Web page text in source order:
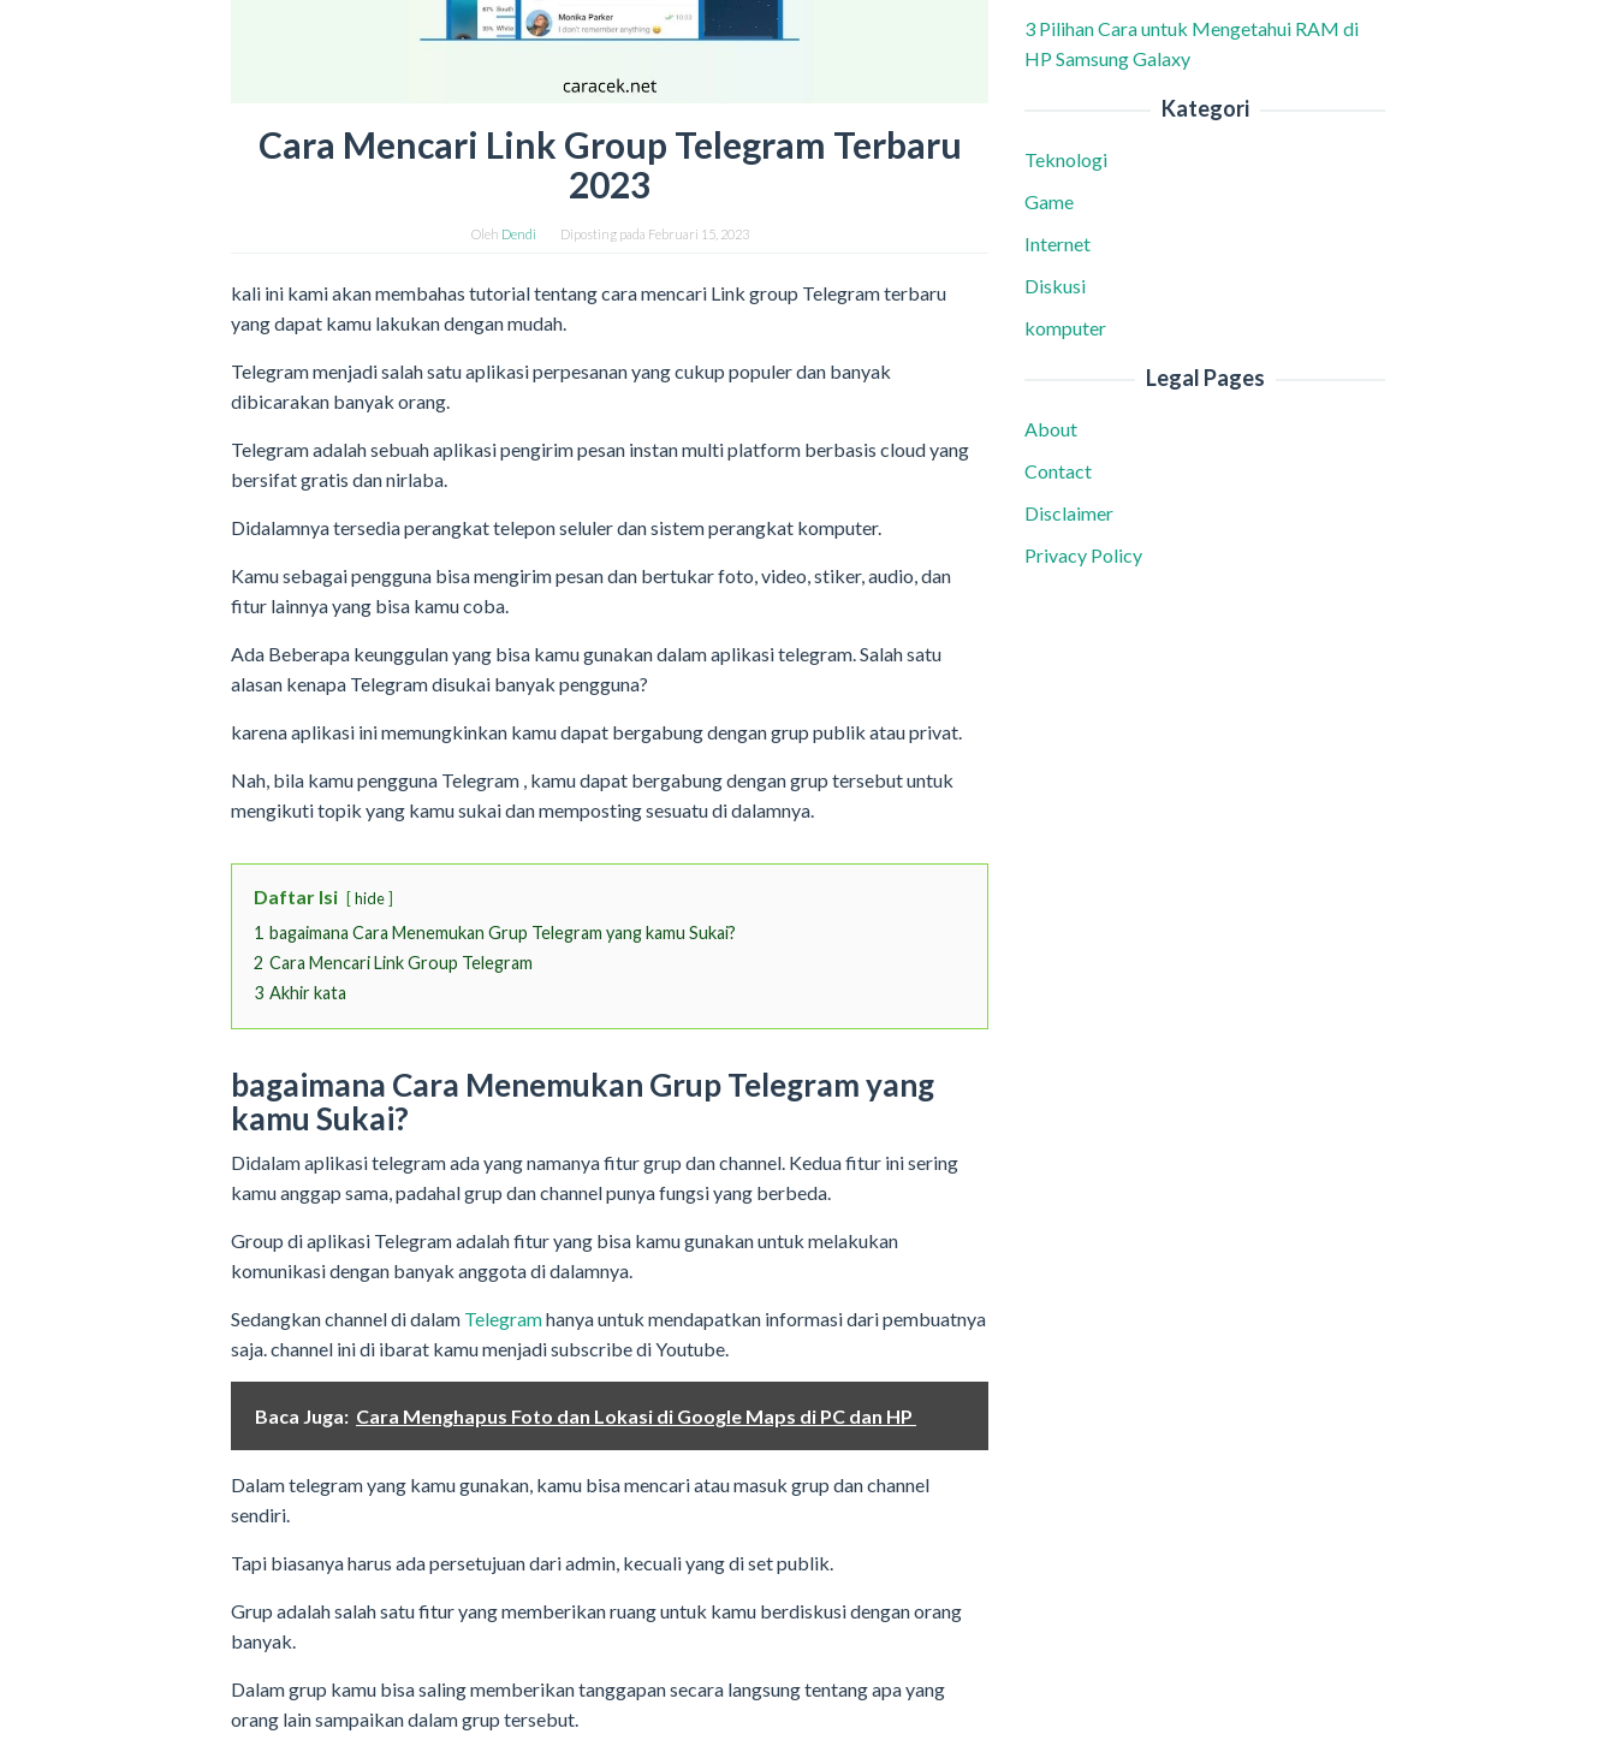
Cara Mencari Link Group Telegram Terbaru
2023
Oleh Dendi Diposting pada Februari 15, 2023
kali ini kami akan membahas tutorial tentang cara mencari Link group Telegram terbaru
yang dapat kamu lakukan dengan mudah.
Telegram menjadi salah satu aplikasi perpesanan yang cukup populer dan banyak
dibicarakan banyak orang.
Telegram adalah sebuah aplikasi pengirim pesan instan multi platform berbasis cloud yang
bersifat gratis dan nirlaba.
Didalamnya tersedia perangkat telepon seluler dan sistem perangkat komputer.
Kamu sebagai pengguna bisa mengirim pesan dan bertukar foto, video, stiker, audio, dan
fitur lainnya yang bisa kamu coba.
Ada Beberapa keunggulan yang bisa kamu gunakan dalam aplikasi telegram. Salah satu
alasan kenapa Telegram disukai banyak pengguna?
karena aplikasi ini memungkinkan kamu dapat bergabung dengan grup publik atau privat.
Nah, bila kamu pengguna Telegram , kamu dapat bergabung dengan grup tersebut untuk
mengikuti topik yang kamu sukai dan memposting sesuatu di dalamnya.
Daftar Isi hide
1 bagaimana Cara Menemukan Grup Telegram yang kamu Sukai?
2 Cara Mencari Link Group Telegram
3 Akhir kata
bagaimana Cara Menemukan Grup Telegram yang
kamu Sukai?
Didalam aplikasi telegram ada yang namanya fitur grup dan channel. Kedua fitur ini sering
kamu anggap sama, padahal grup dan channel punya fungsi yang berbeda.
Group di aplikasi Telegram adalah fitur yang bisa kamu gunakan untuk melakukan
komunikasi dengan banyak anggota di dalamnya.
Sedangkan channel di dalam Telegramhanya untuk mendapatkan informasi dari pembuatnya
saja. channel ini di ibarat kamu menjadi subscribe di Youtube.
Baca Juga: Cara Menghapus Foto dan Lokasi di Google Maps di PC dan HP
Dalam telegram yang kamu gunakan, kamu bisa mencari atau masuk grup dan channel
sendiri.
Tapi biasanya harus ada persetujuan dari admin, kecuali yang di set publik.
Grup adalah salah satu fitur yang memberikan ruang untuk kamu berdiskusi dengan orang
banyak.
Dalam grup kamu bisa saling memberikan tanggapan secara langsung tentang apa yang
orang lain sampaikan dalam grup tersebut.
3 Pilihan Cara untuk Mengetahui RAM di
HP Samsung Galaxy
Kategori
Teknologi
Game
Internet
Diskusi
komputer
Legal Pages
About
Contact
Disclaimer
Privacy Policy